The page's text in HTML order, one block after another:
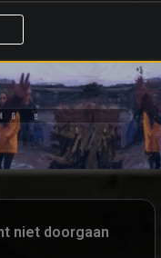
‼️
niet doorgaan